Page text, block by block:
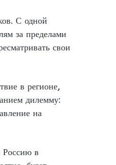
С одной
за пределами
свои
в регионе,
дилемму:
на
Россию в